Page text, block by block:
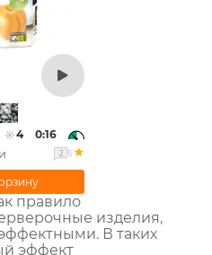
4 0:16
2 5
правило
изделия,
В таких
эффект